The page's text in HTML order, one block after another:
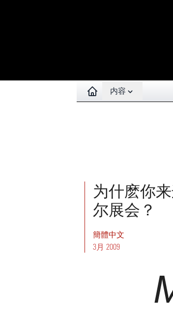
Open contents menu
内容
为什麽你
尔展会？
簡體中文
3月 2009